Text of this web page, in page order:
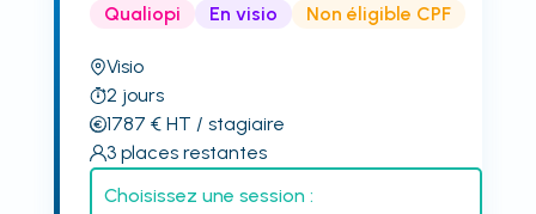
Qualiopi En visio Non éligible CPF
Visio
2 jours
1787 € HT / stagiaire
3 places restantes
Choisissez une session :